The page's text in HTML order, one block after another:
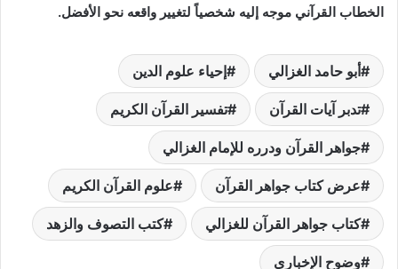
الخطاب القرآني موجه إليه شخصياً لتغيير واقعه نحو الأفضل.
أبو حامد الغزالي إحياء علوم الدين
تدبر آيات القرآن تفسير القرآن الكريم
جواهر القرآن ودرره للإمام الغزالي
عرض كتاب جواهر القرآن علوم القرآن الكريم
كتاب جواهر القرآن للغزالي كتب التصوف والزهد
وضوح الإخباري